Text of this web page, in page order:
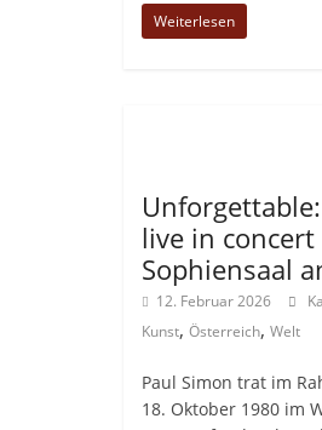
Weiterlesen
live in
Sophiensaal
12. Februar 2026
Kunst, Österreich, Welt
Paul Simon trat im
18. Oktober 1980 im